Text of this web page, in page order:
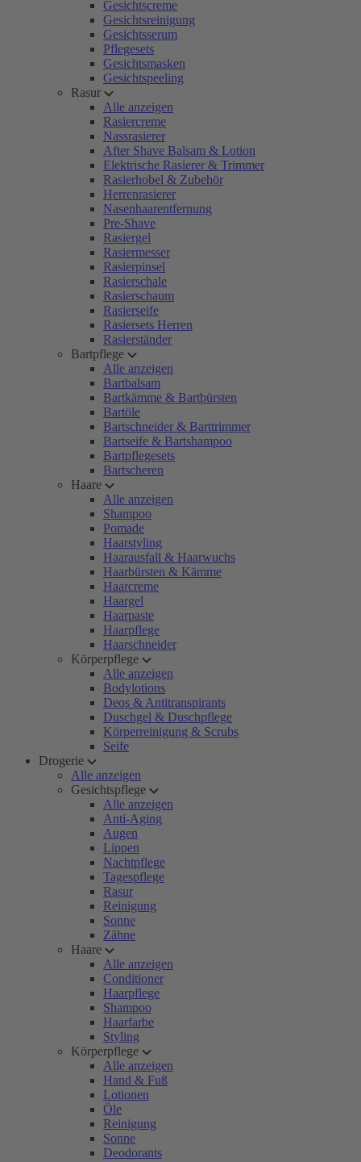
Gesichtscreme
Gesichtsreinigung
Gesichtsserum
Pflegesets
Gesichtsmasken
Gesichtspeeling
Rasur
Alle anzeigen
Rasiercreme
Nassrasierer
After Shave Balsam & Lotion
Elektrische Rasierer & Trimmer
Rasierhobel & Zubehör
Herrenrasierer
Nasenhaarentfernung
Pre-Shave
Rasiergel
Rasiermesser
Rasierpinsel
Rasierschale
Rasierschaum
Rasierseife
Rasiersets Herren
Rasierständer
Bartpflege
Alle anzeigen
Bartbalsam
Bartkämme & Bartbürsten
Bartöle
Bartschneider & Barttrimmer
Bartseife & Bartshampoo
Bartpflegesets
Bartscheren
Haare
Alle anzeigen
Shampoo
Pomade
Haarstyling
Haarausfall & Haarwuchs
Haarbürsten & Kämme
Haarcreme
Haargel
Haarpaste
Haarpflege
Haarschneider
Körperpflege
Alle anzeigen
Bodylotions
Deos & Antitranspirants
Duschgel & Duschpflege
Körperreinigung & Scrubs
Seife
Drogerie
Alle anzeigen
Gesichtspflege
Alle anzeigen
Anti-Aging
Augen
Lippen
Nachtpflege
Tagespflege
Rasur
Reinigung
Sonne
Zähne
Haare
Alle anzeigen
Conditioner
Haarpflege
Shampoo
Haarfarbe
Styling
Körperpflege
Alle anzeigen
Hand & Fuß
Lotionen
Öle
Reinigung
Sonne
Deodorants